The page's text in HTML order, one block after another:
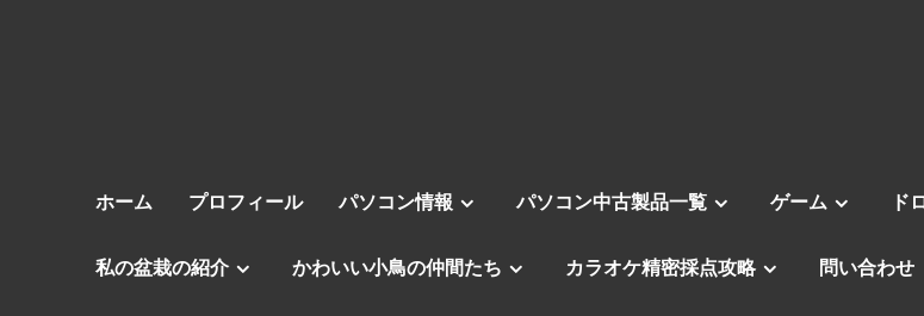
ホーム プロフィール パソコン情報 パソコン中古製品一覧 ゲーム ド
私の盆栽の紹介 かわいい小鳥の仲間たち カラオケ精密採点攻略 問い合わせ